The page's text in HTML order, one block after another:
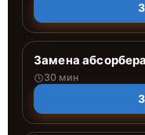
Замена абсорбера
30 мин